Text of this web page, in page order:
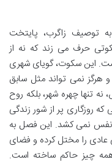
به توصیف زاگرب، پایتخت
حرف می زند که نه از
این سکوت، گویای شهری
هرگز نمی تواند مثل سابق
تنها چهره شهر، بلکه روح
روزگاری پر از شور زندگی
نفس نمی کشد. این فصل به
را مختل کرده و فضای
چیز حاکم ساخته است.